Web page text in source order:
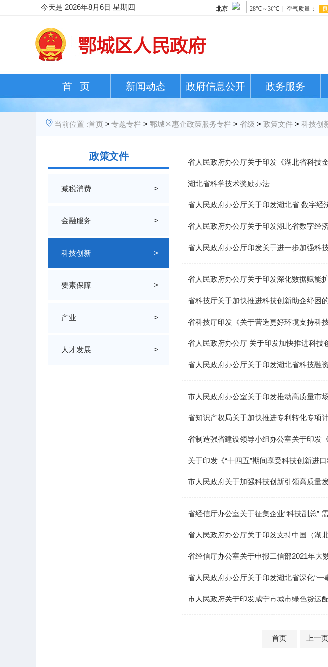
今天是 2026年8月6日 星期四
首 页 新闻动态 政府信息公开 政务服务
当前位置 :首页 > 专题专栏 > 鄂城区惠企政策服务专栏 > 省级 > 政策文件 > 科技创
政策文件
减税消费 >
金融服务 >
科技创新 >
要素保障 >
产业 >
人才发展 >
省人民政府办公厅关于印发《湖北省科技
湖北省科学技术奖励办法
省人民政府办公厅关于印发湖北省 数字经
省人民政府办公厅关于印发湖北省数字经
省人民政府办公厅印发关于进一步加强科
省人民政府办公厅关于印发深化数据赋能
省科技厅关于加快推进科技创新助企纾困
省科技厅印发《关于营造更好环境支持科
省人民政府办公厅 关于印发加快推进科技
省人民政府办公厅关于印发湖北省科技融
市人民政府办公室关于印发推动高质量市
省知识产权局关于加快推进专利转化专项
省制造强省建设领导小组办公室关于印发
关于印发《“十四五”期间享受科技创新进
市人民政府关于加强科技创新引领高质量
省经信厅办公室关于征集企业“科技副总”
省人民政府办公厅关于印发支持中国（湖
省经信厅办公室关于申报工信部2021年大
省人民政府办公厅关于印发湖北省深化“一
市人民政府关于印发咸宁市城市绿色货运
首页 上一页